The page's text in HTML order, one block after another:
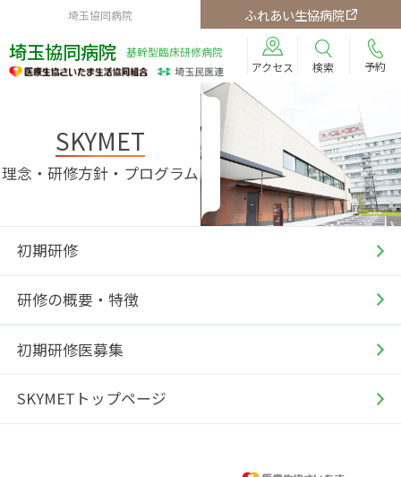
埼玉協同病院 ふれあい生協病院
埼玉協同病院
基幹型臨床研修病院
アクセス
検索 予約
SKYMET
理念・研修方針・プログラム
初期研修
研修の概要・特徴
初期研修医募集
SKYMETトップページ